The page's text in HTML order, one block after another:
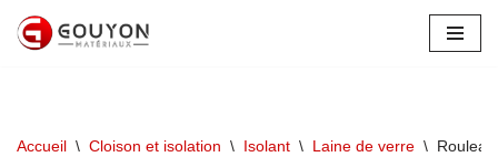
Accueil \ Cloison et isolation \ Isolant \ Laine de verre \